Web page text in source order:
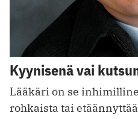
Kyynisenä vai
Lääkäri on se
rohkaista tai